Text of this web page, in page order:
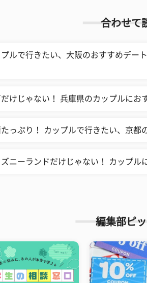
合わせて
プルで行きたい、大阪のおすすめデー
けじゃない！ 兵庫県のカップルにお
っぷり！ カップルで行きたい、京都
ニーランドだけじゃない！ カップル
編集部ピ